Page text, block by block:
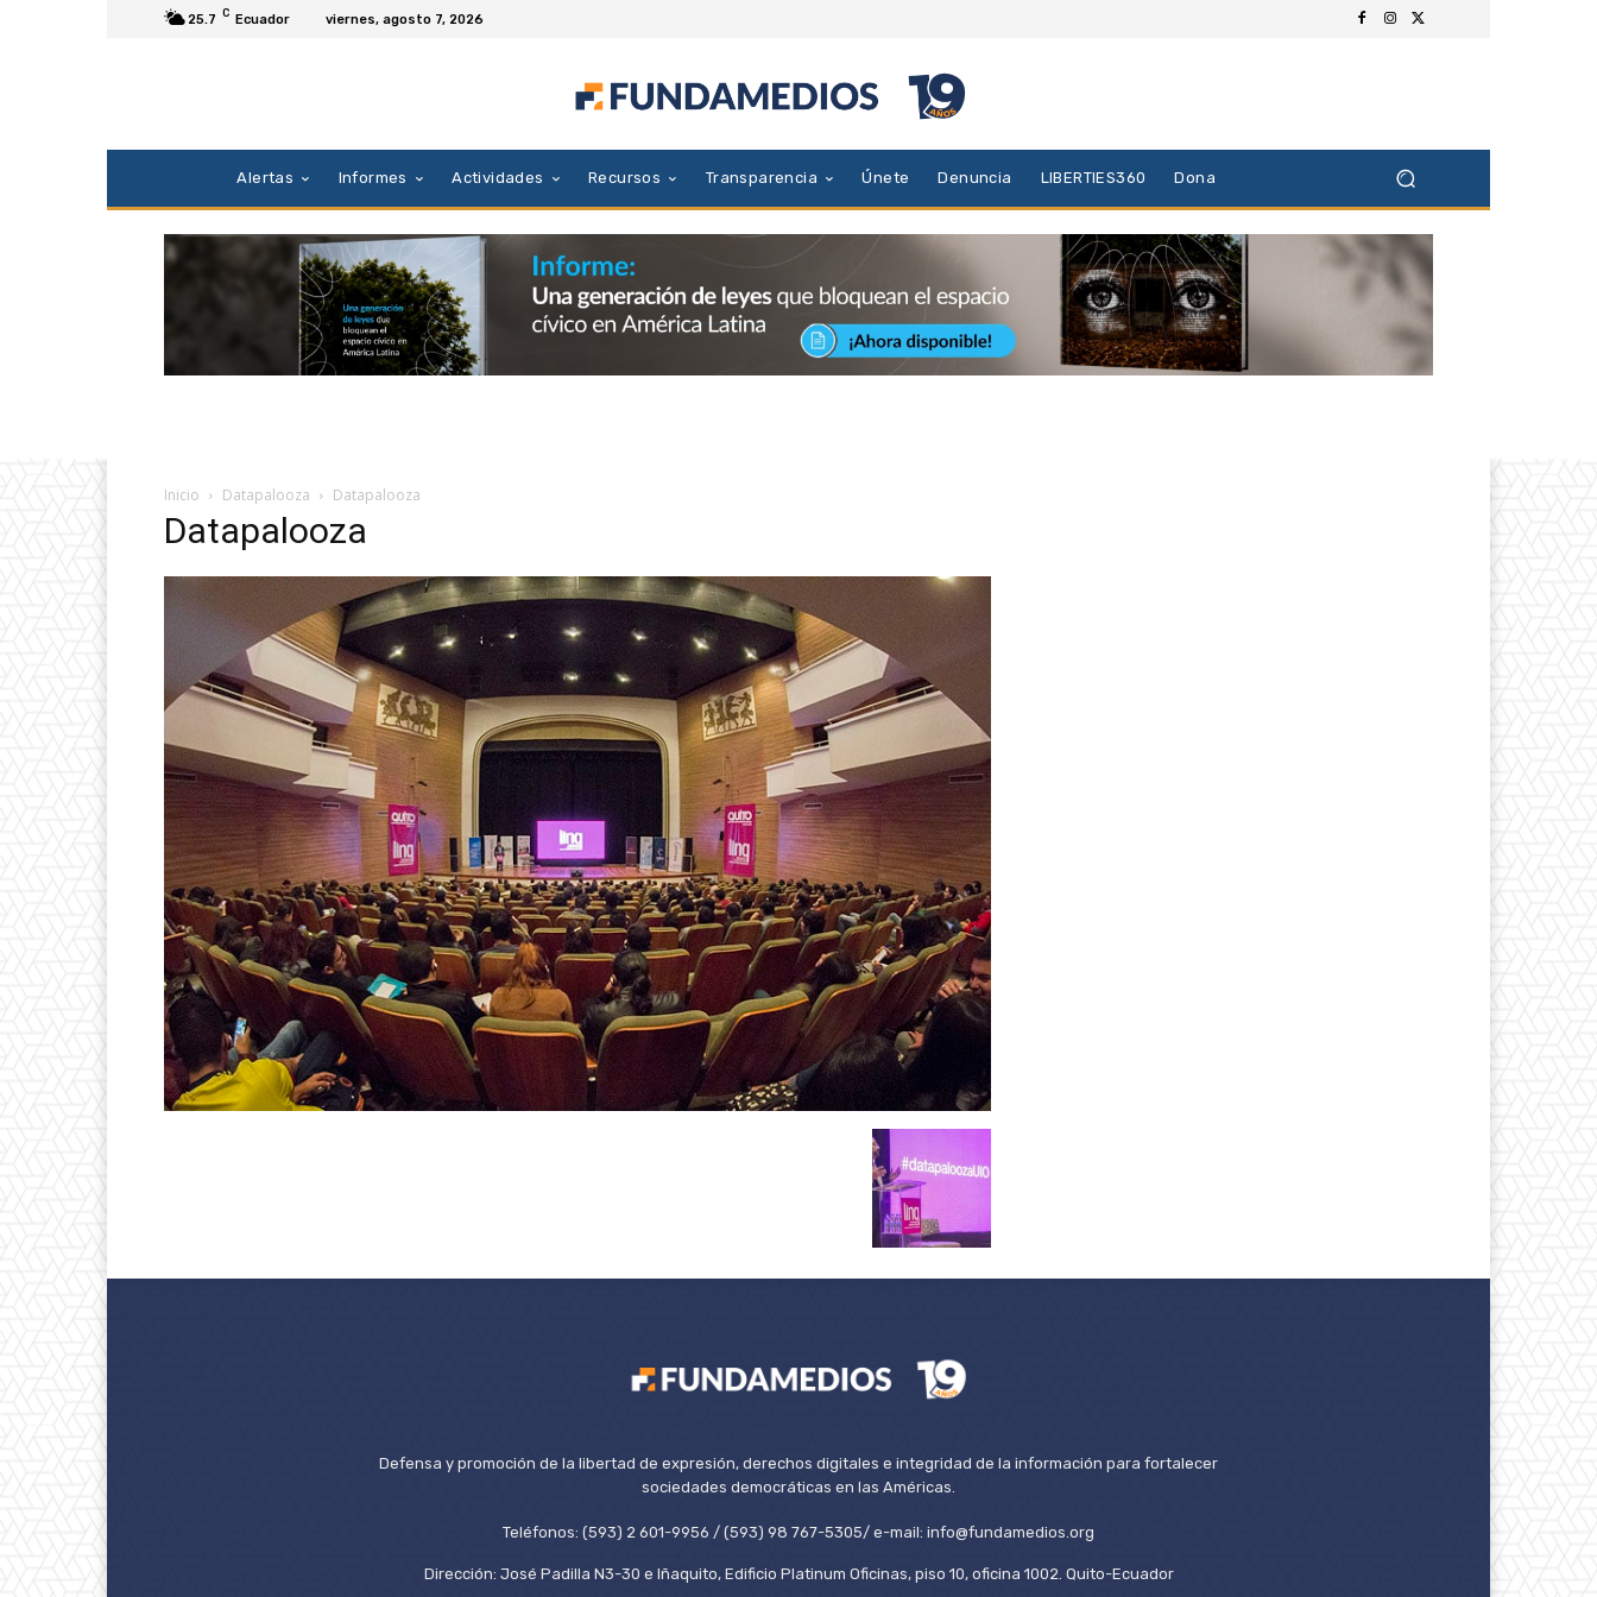
25.7 C Ecuador viernes, agosto 7, 2026
Alertas Informes Actividades Recursos Transparencia Únete Denuncia LIBERTIES360 Dona
Inicio Datapalooza Datapalooza
Datapalooza
Defensa y promoción de la libertad de expresión, derechos digitales e integridad de la información para fortalecer
sociedades democráticas en las Américas.
Teléfonos: (593) 2 601-9956 / (593) 98 767-5305/ e-mail: info@fundamedios.org
Dirección: José Padilla N3-30 e Iñaquito, Edificio Platinum Oficinas, piso 10, oficina 1002. Quito-Ecuador